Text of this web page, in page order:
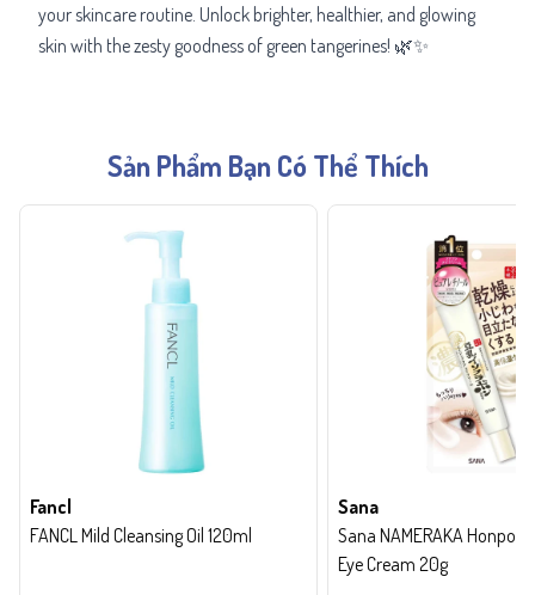
your skincare routine. Unlock brighter, healthier, and glowing
skin with the zesty goodness of green tangerines! 🌿✨
Sản Phẩm Bạn Có Thể Thích
Fancl
FANCL Mild Cleansing Oil 120ml
Sana
Sana NAMERAKA Honpo
Eye Cream 20g